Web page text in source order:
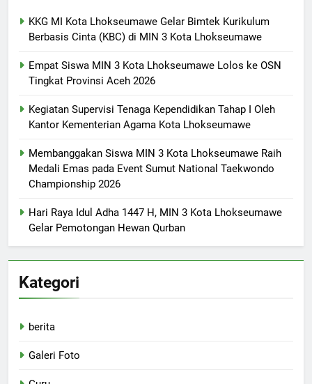
KKG MI Kota Lhokseumawe Gelar Bimtek Kurikulum
Berbasis Cinta (KBC) di MIN 3 Kota Lhokseumawe
Empat Siswa MIN 3 Kota Lhokseumawe Lolos ke OSN
Tingkat Provinsi Aceh 2026
Kegiatan Supervisi Tenaga Kependidikan Tahap I Oleh
Kantor Kementerian Agama Kota Lhokseumawe
Membanggakan Siswa MIN 3 Kota Lhokseumawe Raih
Medali Emas pada Event Sumut National Taekwondo
Championship 2026
Hari Raya Idul Adha 1447 H, MIN 3 Kota Lhokseumawe
Gelar Pemotongan Hewan Qurban
Kategori
berita
Galeri Foto